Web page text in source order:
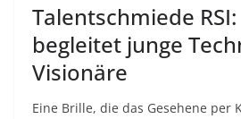
Talentschmiede
begleitet junge
Visionäre
Eine Brille, die das Gesehene per